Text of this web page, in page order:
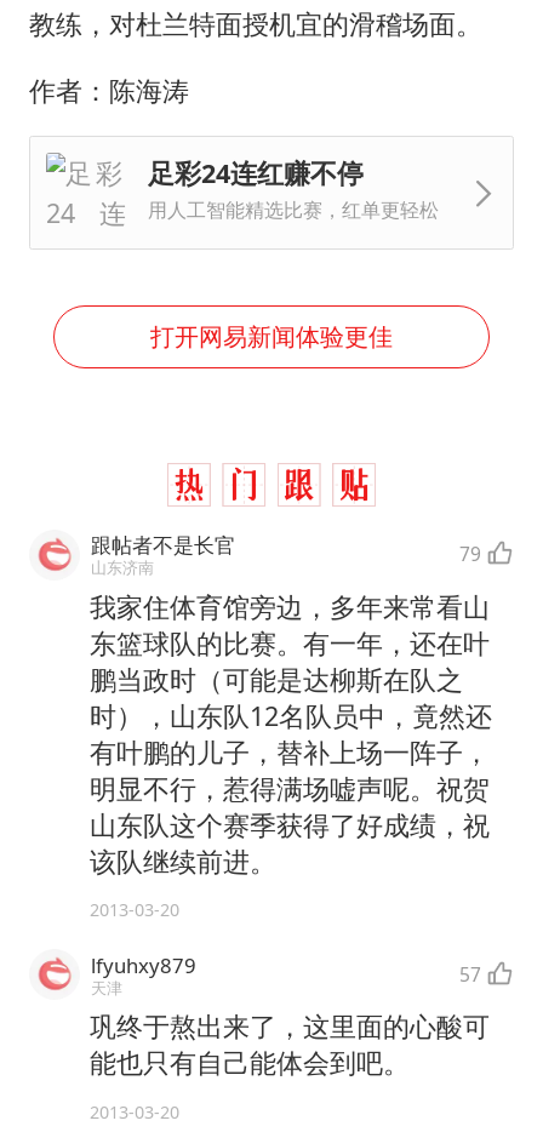
教练，对杜兰特面授机宜的滑稽场面。
作者：陈海涛
足彩24连红赚不停
用人工智能精选比赛，红单更轻松
打开网易新闻体验更佳
跟帖者不是长官
山东济南 79
我家住体育馆旁边，多年来常看山
东篮球队的比赛。有一年，还在叶
鹏当政时（可能是达柳斯在队之
时），山东队12名队员中，竟然还
有叶鹏的儿子，替补上场一阵子，
明显不行，惹得满场嘘声呢。祝贺
山东队这个赛季获得了好成绩，祝
该队继续前进。
2013-03-20
lfyuhxy879
天津 57
巩终于熬出来了，这里面的心酸可
能也只有自己能体会到吧。
2013-03-20